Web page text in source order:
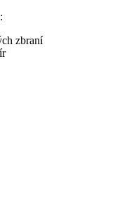
zbraní